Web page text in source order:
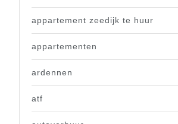
appartement zeedijk te huur
appartementen
ardennen
atf